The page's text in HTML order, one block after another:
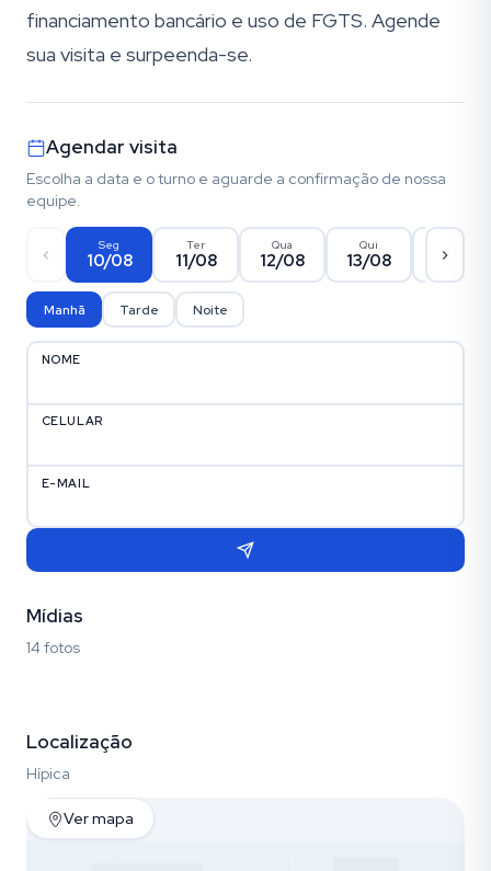
financiamento bancário e uso de FGTS. Agende
sua visita e surpeenda-se.
Agendar visita
Escolha a data e o turno e aguarde a confirmação de nossa
equipe.
Seg
10/08
Ter
11/08
Qua
12/08
Qui
13/08 14/08
Manhã Tarde Noite
NOME
CELULAR
E-MAIL
Mídias
14 fotos
Localização
Hípica
Ver mapa